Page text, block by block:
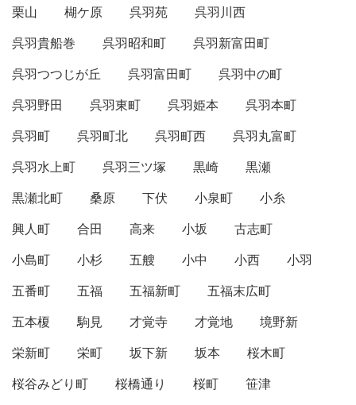
栗山
楜ケ原 呉羽苑
呉羽川西
呉羽貴船巻
呉羽昭和町
呉羽新富田町
呉羽つつじが丘
呉羽富田町
呉羽中の町
呉羽野田
呉羽東町 呉羽姫本
呉羽本町
呉羽町
呉羽町北 呉羽町西
呉羽丸富町
呉羽水上町
呉羽三ツ塚 黒崎
黒瀬
黒瀬北町
桑原 下伏 小泉町
小糸
興人町
合田 高来 小坂
古志町
小島町
小杉 五艘 小中 小西
小羽
五番町
五福 五福新町
五福末広町
五本榎
駒見 才覚寺 才覚地
境野新
栄新町
栄町 坂下新 坂本
桜木町
桜谷みどり町
桜橋通り 桜町
笹津